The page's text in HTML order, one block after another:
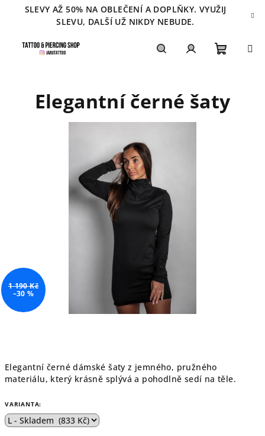
SLEVY AŽ 50% NA OBLEČENÍ A DOPLŇKY. VYUŽIJ
SLEVU, DALŠÍ UŽ NIKDY NEBUDE.
košík
Elegantní černé dámské šaty z jemného, pružného
materiálu, který krásně splývá a pohodlně sedí na těle.
VARIANTA:
Elegantní černé šaty
1 190 Kč
–30 %